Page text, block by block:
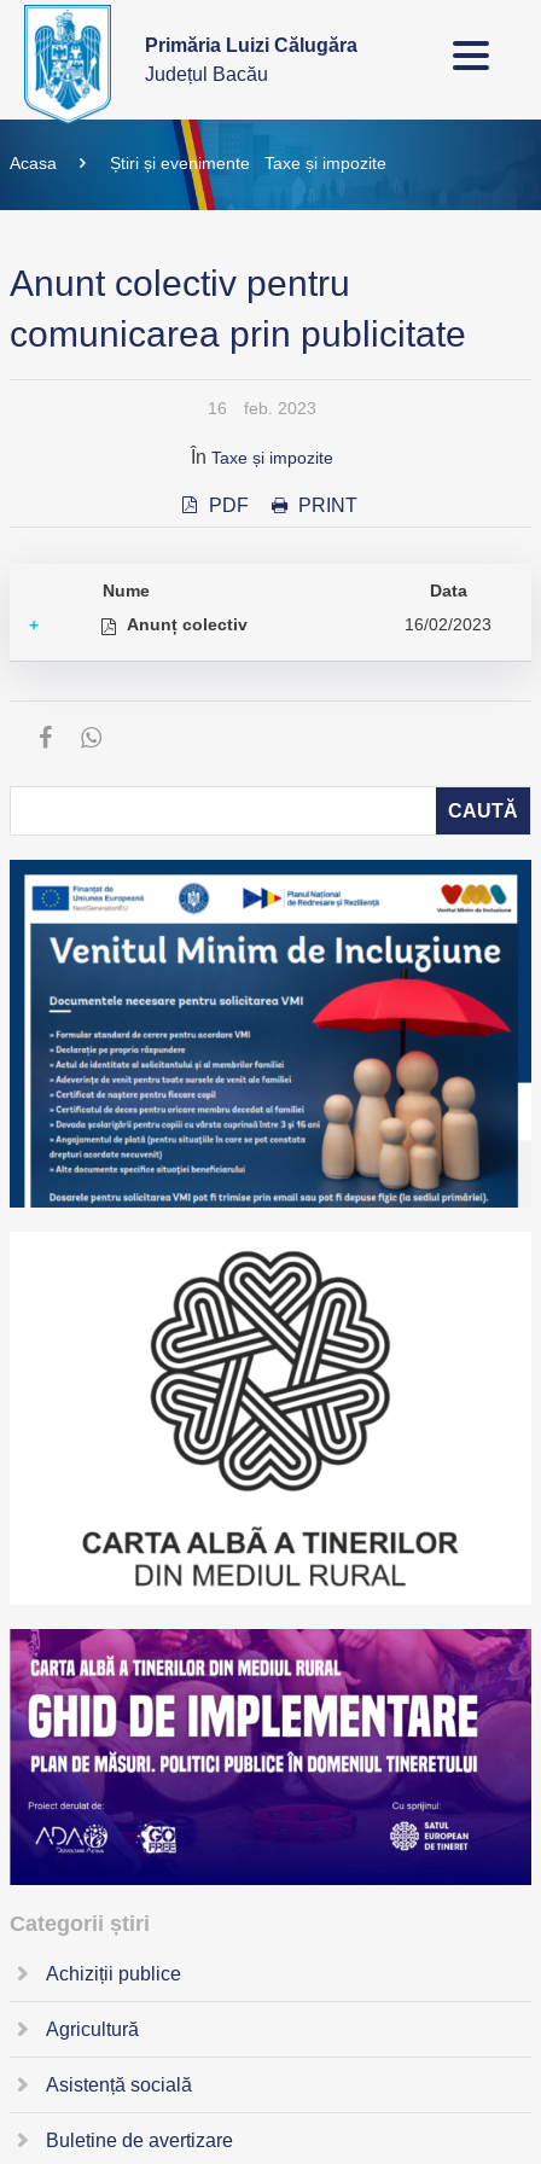
Primăria Luizi Călugăra
Județul Bacău
Acasa Știri și evenimente Taxe și impozite
Anunt colectiv pentru
comunicarea prin publicitate
16 feb. 2023
În Taxe și impozite
PDF PRINT
Nume
Data
+
Anunț colectiv 16/02/2023
Categorii știri
Achiziții publice
Agricultură
Asistență socială
Buletine de avertizare